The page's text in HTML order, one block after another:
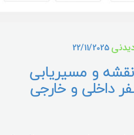
22/11/2025
و مسیر‌یابی
داخلی و خارجی